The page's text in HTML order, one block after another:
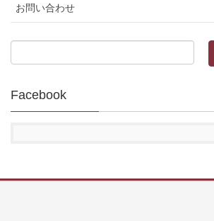
お問い合わせ
Facebook